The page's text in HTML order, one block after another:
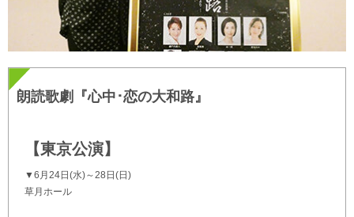
朗読歌劇『心中･恋の大和路』
【東京公演】
▼6月24日(水)～28日(日)
草月ホール